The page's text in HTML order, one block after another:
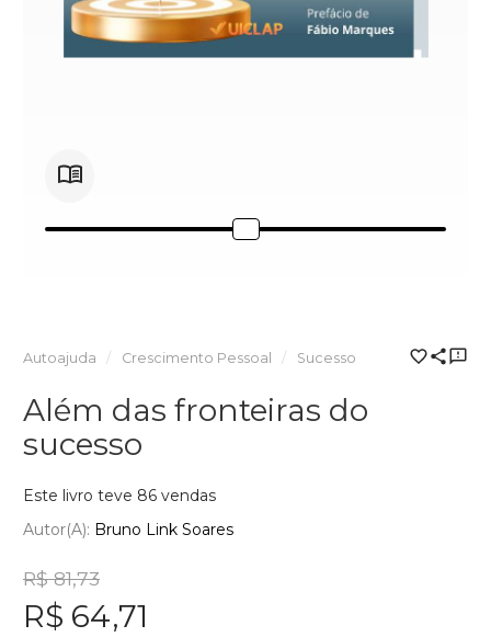
Autoajuda Crescimento Pessoal Sucesso
Além das fronteiras do
sucesso
Este livro teve 86 vendas
Autor(a): Bruno Link Soares
R$ 81,73
R$ 64,71